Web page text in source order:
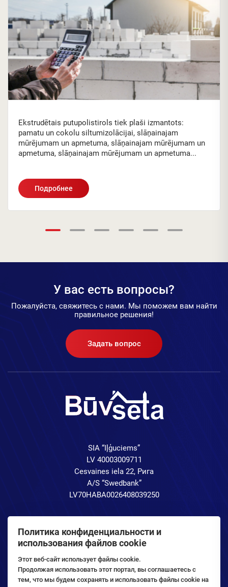
Ekstrudētais putupolistirols tiek plaši izmantots:
pamatu un cokolu siltumizolācijai, slāņainajam
mūrējumam un apmetuma, slāņainajam mūrējumam un
apmetuma, slāņainajam mūrējumam un apmetuma...
Подробнее
У вас есть вопросы?
Пожалуйста, свяжитесь с нами. Мы поможем вам найти
правильное решения!
Задать вопрос
SIA “Iļģuciems”
LV 40003009711
Cesvaines iela 22, Рига
A/S “Swedbank”
LV70HABA0026408039250
Политика конфиденциальности и
использования файлов cookie
Этот веб-сайт использует файлы cookie.
Продолжая использовать этот портал, вы соглашаетесь с
тем, что мы будем сохранять и использовать файлы cookie на